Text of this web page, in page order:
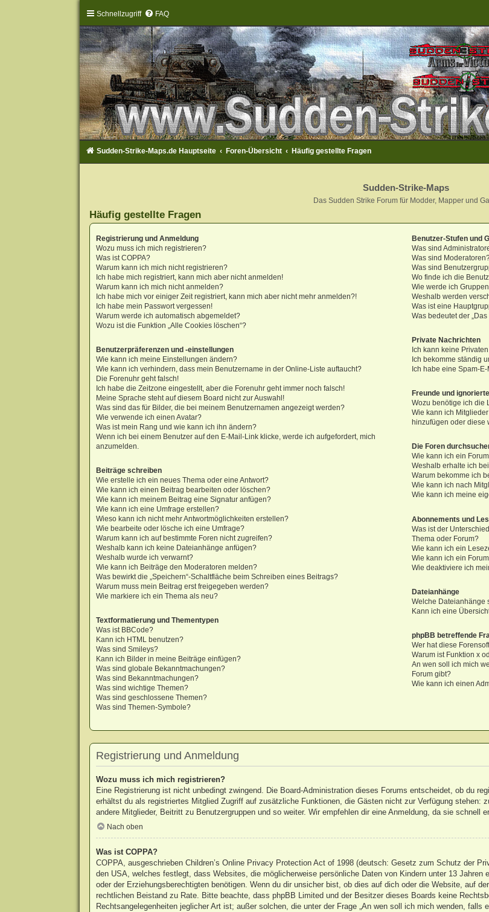
Schnellzugriff FAQ
Sudden-Strike-Maps.de Hauptseite Foren-Übersicht Häufig gestellte Fragen
Sudden-Strike-Maps
Das Sudden Strike Forum für Modder, Mapper und
Häufig gestellte Fragen
Registrierung und Anmeldung
Wozu muss ich mich registrieren?
Was ist COPPA?
Warum kann ich mich nicht registrieren?
Ich habe mich registriert, kann mich aber nicht anmelden!
Warum kann ich mich nicht anmelden?
Ich habe mich vor einiger Zeit registriert, kann mich aber nicht mehr anmelden?!
Ich habe mein Passwort vergessen!
Warum werde ich automatisch abgemeldet?
Wozu ist die Funktion „Alle Cookies löschen“?
Benutzerpräferenzen und -einstellungen
Wie kann ich meine Einstellungen ändern?
Wie kann ich verhindern, dass mein Benutzername in der Online-Liste auftaucht?
Die Forenuhr geht falsch!
Ich habe die Zeitzone eingestellt, aber die Forenuhr geht immer noch falsch!
Meine Sprache steht auf diesem Board nicht zur Auswahl!
Was sind das für Bilder, die bei meinem Benutzernamen angezeigt werden?
Wie verwende ich einen Avatar?
Was ist mein Rang und wie kann ich ihn ändern?
Wenn ich bei einem Benutzer auf den E-Mail-Link klicke, werde ich aufgefordert, mich
anzumelden.
Beiträge schreiben
Wie erstelle ich ein neues Thema oder eine Antwort?
Wie kann ich einen Beitrag bearbeiten oder löschen?
Wie kann ich meinem Beitrag eine Signatur anfügen?
Wie kann ich eine Umfrage erstellen?
Wieso kann ich nicht mehr Antwortmöglichkeiten erstellen?
Wie bearbeite oder lösche ich eine Umfrage?
Warum kann ich auf bestimmte Foren nicht zugreifen?
Weshalb kann ich keine Dateianhänge anfügen?
Weshalb wurde ich verwarnt?
Wie kann ich Beiträge den Moderatoren melden?
Was bewirkt die „Speichern“-Schaltfläche beim Schreiben eines Beitrags?
Warum muss mein Beitrag erst freigegeben werden?
Wie markiere ich ein Thema als neu?
Textformatierung und Thementypen
Was ist BBCode?
Kann ich HTML benutzen?
Was sind Smileys?
Kann ich Bilder in meine Beiträge einfügen?
Was sind globale Bekanntmachungen?
Was sind Bekanntmachungen?
Was sind wichtige Themen?
Was sind geschlossene Themen?
Was sind Themen-Symbole?
Benutzer-Stufen und
Was sind
Was sind
Was sind
Wo finde ich die
Wie werde ich
Weshalb werden
Was ist eine
Was bedeutet der
Private Nachrichten
Ich kann keine
Ich bekomme ständig
Ich habe eine Spam-
Freunde und
Wozu benötige ich die
Wie kann ich
hinzufügen oder diese
Die Foren
Wie kann ich ein
Weshalb erhalte ich
Warum bekomme ich
Wie kann ich nach
Wie kann ich meine
Abonnements und
Was ist der
Thema oder Forum?
Wie kann ich ein
Wie kann ich ein
Wie deaktiviere ich
Dateianhänge
Welche Dateianhänge
Kann ich eine
phpBB betreffende
Wer hat diese
Warum ist Funktion x
An wen soll ich mich
Forum gibt?
Wie kann ich einen
Registrierung und Anmeldung
Wozu muss ich mich registrieren?
Eine Registrierung ist nicht unbedingt zwingend. Die Board-Administration dieses Forums entscheidet, ob du
erhältst du als registriertes Mitglied Zugriff auf zusätzliche Funktionen, die Gästen nicht zur Verfügung stehen:
andere Mitglieder, Beitritt zu Benutzergruppen und so weiter. Wir empfehlen dir eine Anmeldung, da sie schnell
Nach oben
Was ist COPPA?
COPPA, ausgeschrieben Children’s Online Privacy Protection Act of 1998 (deutsch: Gesetz zum Schutz der
den USA, welches festlegt, dass Websites, die möglicherweise persönliche Daten von Kindern unter 13 Jahren
oder der Erziehungsberechtigten benötigen. Wenn du dir unsicher bist, ob dies auf dich oder die Website, auf
rechtlichen Beistand zu Rate. Bitte beachte, dass phpBB Limited und der Besitzer dieses Boards keine
Rechtsangelegenheiten jeglicher Art ist; außer solchen, die unter der Frage „An wen soll ich mich wenden,